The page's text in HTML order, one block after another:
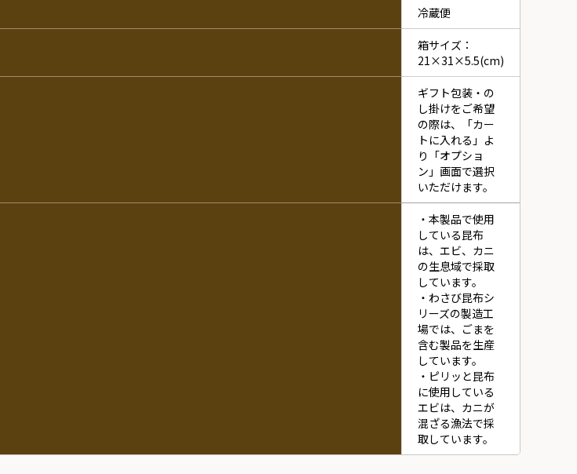
冷蔵便
箱サイズ：
21×31×5.5(cm)
ギフト包装・の
し掛けをご希望
の際は、「カー
トに入れる」よ
り「オプショ
ン」画面で選択
いただけます。
・本製品で使用
している昆布
は、エビ、カニ
の生息域で採取
しています。
・わさび昆布シ
リーズの製造工
場では、ごまを
含む製品を生産
しています。
・ピリッと昆布
に使用している
エビは、カニが
混ざる漁法で採
取しています。